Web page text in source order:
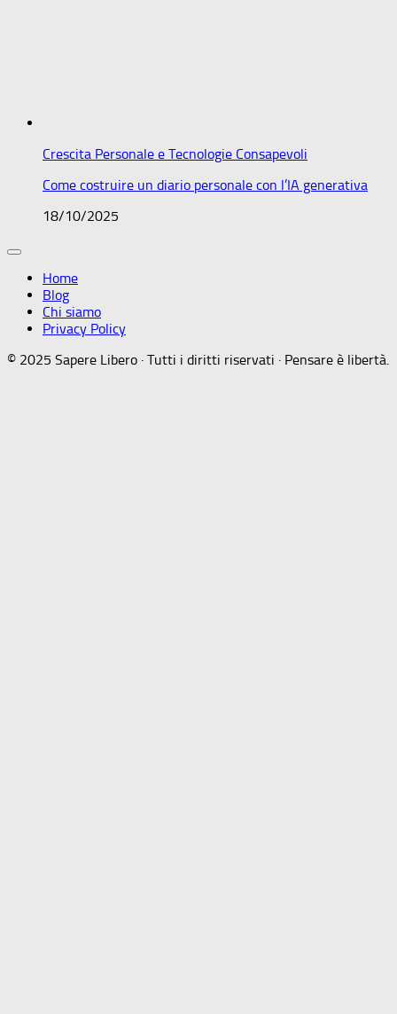
Crescita Personale e Tecnologie Consapevoli
Come costruire un diario personale con l’IA generativa
18/10/2025
Home
Blog
Chi siamo
Privacy Policy
© 2025 Sapere Libero · Tutti i diritti riservati · Pensare è libertà.